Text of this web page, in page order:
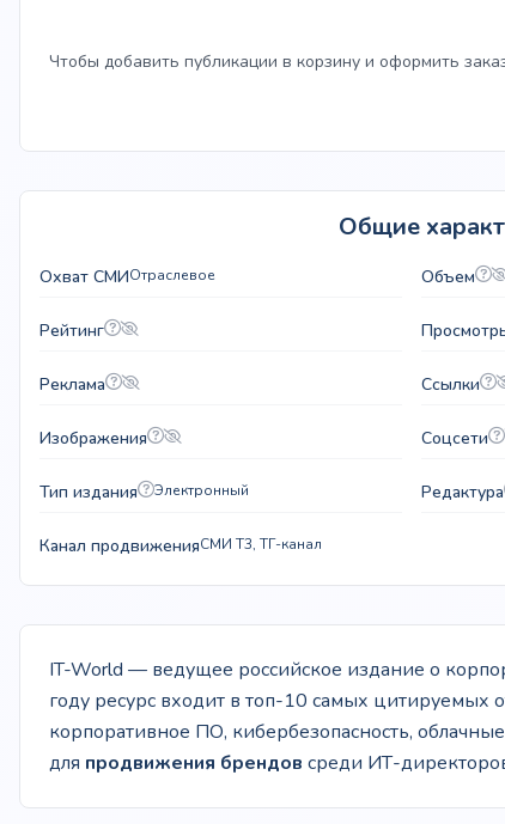
Чтобы добавить публикации в корзину и оформить
Общие
Охват СМИОтраслевое Объем
Рейтинг
Реклама Ссылки
Изображения Соцсети
Тип издания Электронный Редактура
Канал продвиженияСМИ T3, ТГ-канал
IT-World — ведущее российское издание о
году ресурс входит в топ-10 самых
корпоративное ПО, кибербезопасность,
для продвижения брендов среди ИТ-